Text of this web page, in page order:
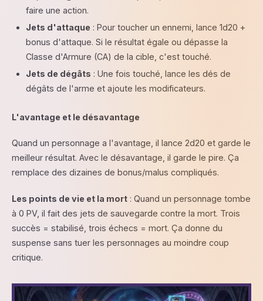
faire une action.
Jets d'attaque : Pour toucher un ennemi, lance 1d20 +
bonus d'attaque. Si le résultat égale ou dépasse la
Classe d'Armure (CA) de la cible, c'est touché.
Jets de dégâts : Une fois touché, lance les dés de
dégâts de l'arme et ajoute les modificateurs.
L'avantage et le désavantage
Quand un personnage a l'avantage, il lance 2d20 et garde le
meilleur résultat. Avec le désavantage, il garde le pire. Ça
remplace des dizaines de bonus/malus compliqués.
Les points de vie et la mort : Quand un personnage tombe
à 0 PV, il fait des jets de sauvegarde contre la mort. Trois
succès = stabilisé, trois échecs = mort. Ça donne du
suspense sans tuer les personnages au moindre coup
critique.